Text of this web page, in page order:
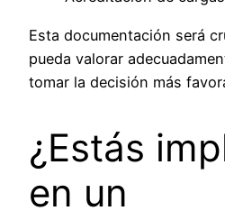
Esta documentación será
pueda valorar
tomar la decisión más
¿Estás
en un